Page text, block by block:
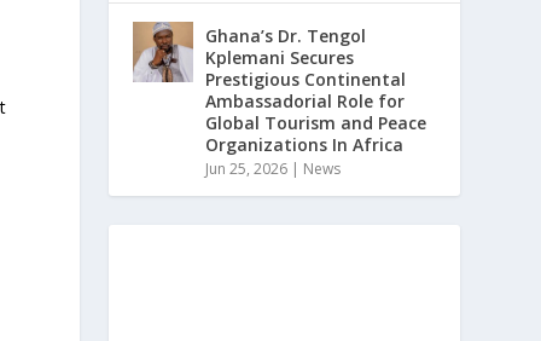
Ghana’s Dr. Tengol
Kplemani Secures
Prestigious Continental
Ambassadorial Role for
Global Tourism and Peace
Organizations In Africa
Jun 25, 2026 | News